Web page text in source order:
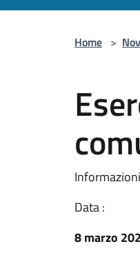
Home >
Data :
8 marzo